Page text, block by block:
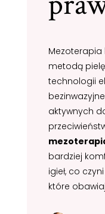
Mezoterapia
metodą
technologii
aktywnych
bardziej
igieł, co
które